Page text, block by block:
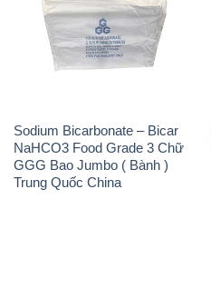
Sodium Bicarbonate – Bicar
NaHCO3 Food Grade 3 Chữ
GGG Bao Jumbo ( Bành )
Trung Quốc China